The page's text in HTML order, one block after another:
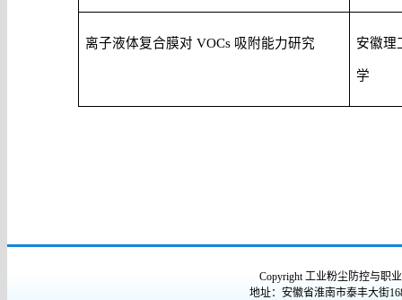
离子液体复合膜对 VOCs 吸附能力研究 安徽理
学
Copyright 工业粉尘防控与职
地址：安徽省淮南市泰丰大街